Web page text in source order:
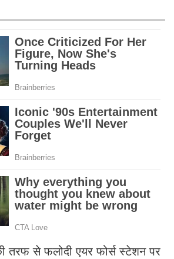
तरफ से फलोदी एयर फोर्स स्टेशन पर